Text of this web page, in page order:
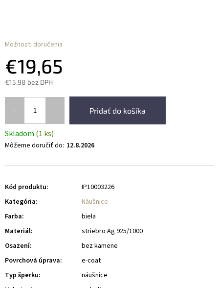
€19,65
€15,98 bez DPH
Pridať do košíka
Skladom (1 ks)
Môžeme doručiť do: 12.8.2026
Možnosti doručenia
Kód produktu:
IP10003226
Kategória:
Náušnice
Farba:
biela
Materiál:
striebro Ag 925/1000
Osazení:
bez kamene
Povrchová úprava:
e-coat
Typ šperku:
náušnice